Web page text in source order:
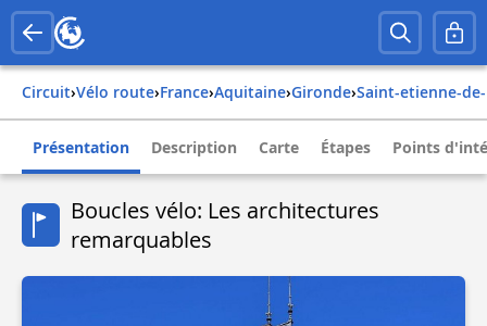
Circuit› Vélo route› france› aquitaine› gironde› saint-etienne-
Présentation Description Carte Étapes Points
Boucles vélo: Les architectures
remarquables